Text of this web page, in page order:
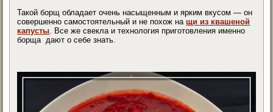
Такой борщ обладает очень насыщенным и ярким вкусом — он
совершенно самостоятельный и не похож на щи из квашеной
капусты. Все же свекла и технология приготовления именно
борща дают о себе знать.